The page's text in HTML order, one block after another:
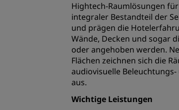
Hightech-Raumlösungen
integraler Bestandteil der
und prägen die
Wände, Decken und sogar
oder angehoben werden.
Flächen zeichnen sich die
audiovisuelle
aus.
Wichtige Leistungen